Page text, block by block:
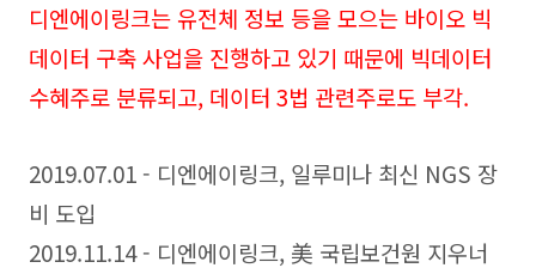
디엔에이링크는 유전체 정보 등을 모으는 바이오 빅
데이터 구축 사업을 진행하고 있기 때문에 빅데이터
수혜주로 분류되고, 데이터 3법 관련주로도 부각.
2019.07.01 - 디엔에이링크, 일루미나 최신 NGS 장
비 도입
2019.11.14 - 디엔에이링크, 美 국립보건원 지우너